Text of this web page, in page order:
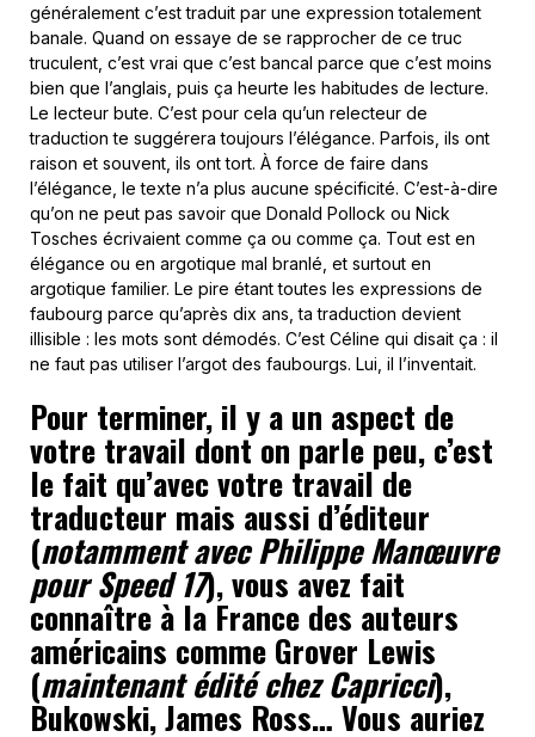
généralement c’est traduit par une expression totalement
banale. Quand on essaye de se rapprocher de ce truc
truculent, c’est vrai que c’est bancal parce que c’est moins
bien que l’anglais, puis ça heurte les habitudes de lecture.
Le lecteur bute. C’est pour cela qu’un relecteur de
traduction te suggérera toujours l’élégance. Parfois, ils ont
raison et souvent, ils ont tort. À force de faire dans
l’élégance, le texte n’a plus aucune spécificité. C’est-à-dire
qu’on ne peut pas savoir que Donald Pollock ou Nick
Tosches écrivaient comme ça ou comme ça. Tout est en
élégance ou en argotique mal branlé, et surtout en
argotique familier. Le pire étant toutes les expressions de
faubourg parce qu’après dix ans, ta traduction devient
illisible : les mots sont démodés. C’est Céline qui disait ça : il
ne faut pas utiliser l’argot des faubourgs. Lui, il l’inventait.
Pour terminer, il y a un aspect de
votre travail dont on parle peu, c’est
le fait qu’avec votre travail de
traducteur mais aussi d’éditeur
(notamment avec Philippe Manœuvre
pour Speed 17), vous avez fait
connaître à la France des auteurs
américains comme Grover Lewis
(maintenant édité chez Capricci),
Bukowski, James Ross… Vous auriez